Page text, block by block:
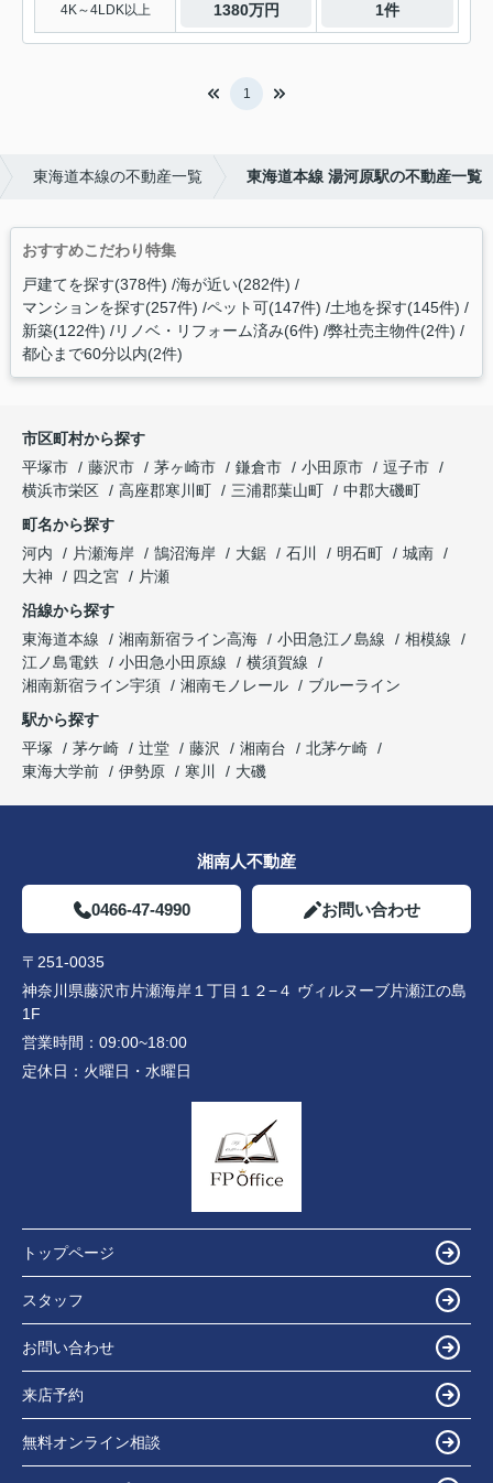
4K～4LDK以上 1380万円 1件
1
東海道本線の不動産一覧 東海道本線 湯河原駅の不動産一覧
おすすめこだわり特集
戸建てを探す(378件) 海が近い(282件)
マンションを探す(257件) ペット可(147件) 土地を探す(145件)
新築(122件) リノベ・リフォーム済み(6件) 弊社売主物件(2件)
都心まで60分以内(2件)
市区町村から探す
平塚市
藤沢市 茅ヶ崎市 鎌倉市 小田原市
逗子市
横浜市栄区
高座郡寒川町 三浦郡葉山町
中郡大磯町
町名から探す
河内
片瀬海岸 鵠沼海岸 大鋸 石川 明石町
城南
大神
四之宮
片瀬
沿線から探す
東海道本線
湘南新宿ライン高海 小田急江ノ島線
相模線
江ノ島電鉄
小田急小田原線
横須賀線
湘南新宿ライン宇須
湘南モノレール
ブルーライン
駅から探す
平塚
茅ケ崎 辻堂 藤沢 湘南台
北茅ケ崎
東海大学前
伊勢原 寒川 大磯
湘南人不動産
0466-47-4990 お問い合わせ
〒251-0035
神奈川県藤沢市片瀬海岸１丁目１２−４ ヴィルヌーブ片瀬江の島
1F
営業時間： 09:00~18:00
定休日： 火曜日・水曜日
トップページ
スタッフ
お問い合わせ
来店予約
無料オンライン相談